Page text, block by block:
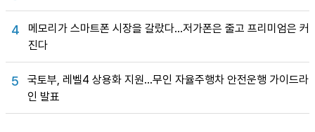
4
메모리가 스마트폰 시장을 갈랐다…저가폰은 줄고 프리미엄은 커
진다
5
국토부, 레벨4 상용화 지원…무인 자율주행차 안전운행 가이드라
인 발표